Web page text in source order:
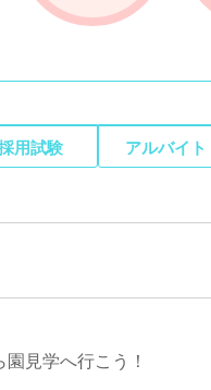
用試験 アルバイト
見学へ行こう！